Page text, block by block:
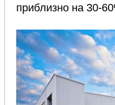
приблизно на 30-